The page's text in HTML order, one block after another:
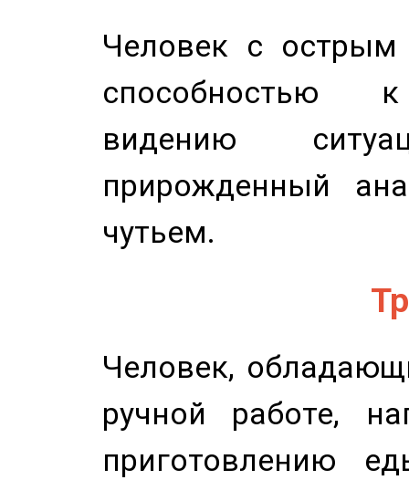
Человек с
способностью к
видению
прирожденный
чутьем.
Человек,
ручной работе,
приготовлению